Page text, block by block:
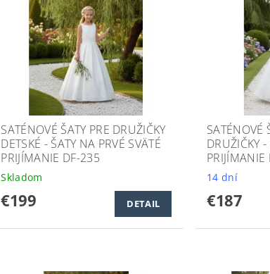
SATÉNOVÉ ŠATY PRE DRUŽIČKY
DETSKÉ - ŠATY NA PRVÉ SVÄTÉ
PRIJÍMANIE DF-235
Skladom
€199 DETAIL
SATÉNOVÉ
DRUŽIČKY -
PRIJÍMANIE
14 dní
€187